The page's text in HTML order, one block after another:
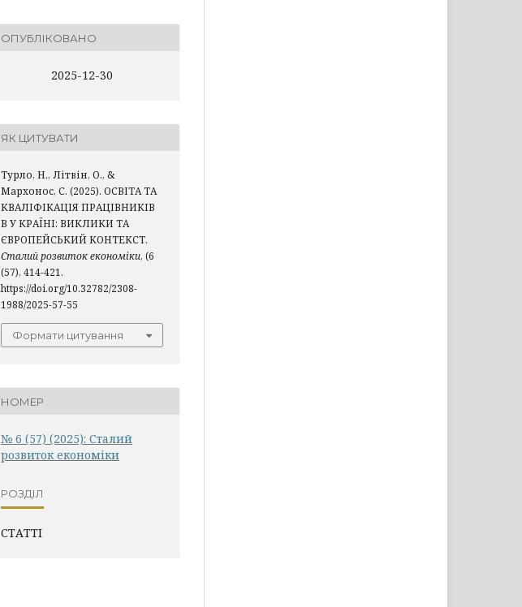
ОПУБЛІКОВАНО
2025-12-30
ЯК ЦИТУВАТИ
Турло, Н., Літвін, О., &
Мархонос, С. (2025). ОСВІТА ТА
КВАЛІФІКАЦІЯ ПРАЦІВНИКІВ
В У КРАЇНІ: ВИКЛИКИ ТА
ЄВРОПЕЙСЬКИЙ КОНТЕКСТ.
Сталий розвиток економіки, (6
(57), 414-421.
https://doi.org/10.32782/2308-
1988/2025-57-55
Формати цитування
НОМЕР
№ 6 (57) (2025): Сталий
розвиток економіки
РОЗДІЛ
СТАТТІ